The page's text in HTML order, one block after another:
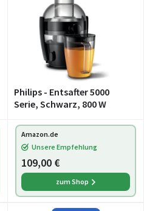
Philips - Entsafter 5000
Serie, Schwarz, 800 W
Amazon.de
Unsere Empfehlung
109,00 €
zum Shop